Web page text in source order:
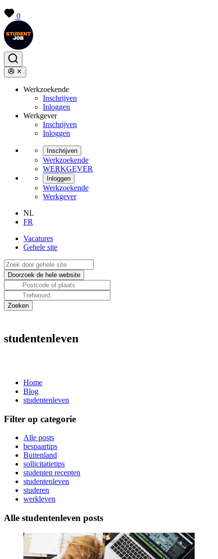
0
Werkzoekende
Inschrijven
Inloggen
Werkgever
Inschrijven
Inloggen
Inschrijven
Werkzoekende
WERKGEVER
Inloggen
Werkzoekende
Werkgever
NL
FR
Vacatures
Gehele site
studentenleven
Home
Blog
studentenleven
Filter op categorie
Alle posts
bespaartips
Buitenland
sollicitatietips
studenten recepten
studentenleven
studeren
werkleven
Alle studentenleven posts